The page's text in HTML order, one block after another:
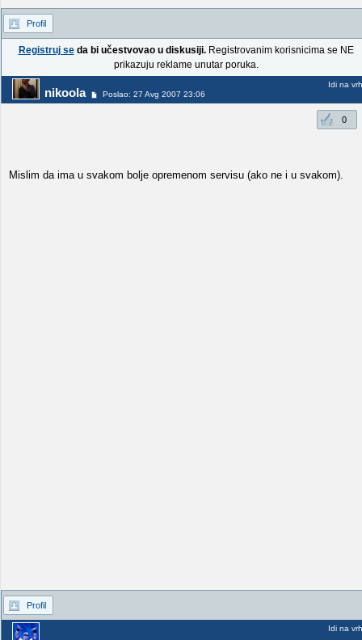
Profil
Registruj seda bi učestvovao u diskusiji.Registrovanim korisnicima se NE
prikazuju reklame unutar poruka.
nikoola Poslao: 27 Avg 2007 23:06
Idi na vrh
0
Mislim da ima u svakom bolje opremenom servisu (ako ne i u svakom).
Profil
Idi na vrh